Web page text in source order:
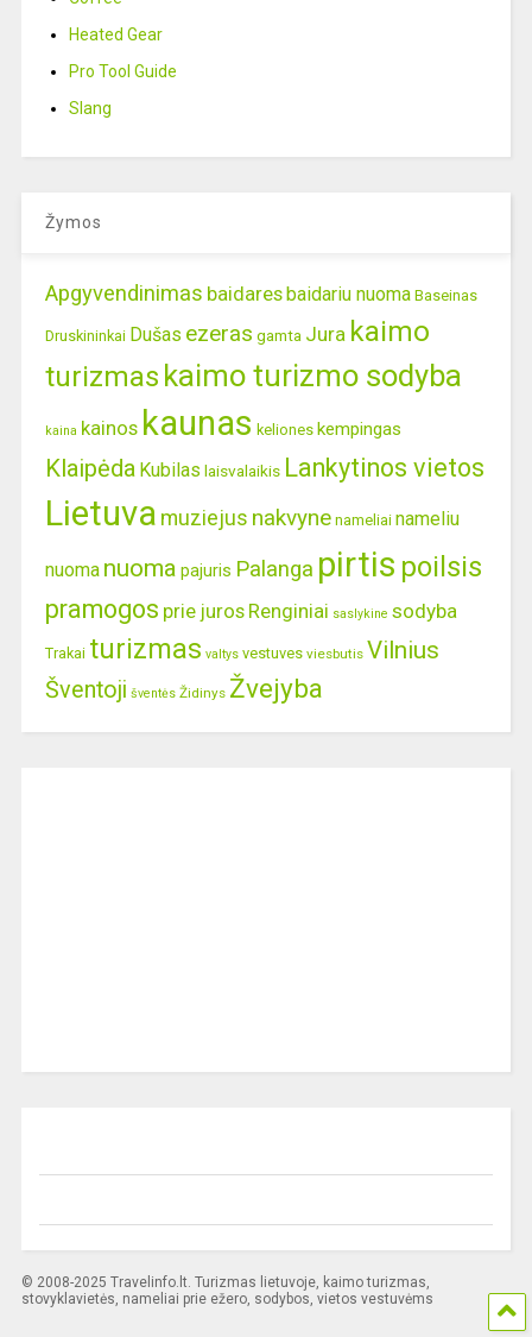
Heated Gear
Pro Tool Guide
Slang
Žymos
Apgyvendinimas baidaresbaidariu nuoma Baseinas
Druskininkai Dušas ezeras gamta Jura kaimo
turizmas kaimo turizmo sodyba
kaina kainos kaunas keliones kempingas
Klaipėda Kubilas laisvalaikis Lankytinos vietos
Lietuva muziejus nakvyne nameliai nameliu
nuoma nuoma pajuris Palanga pirtis poilsis
pramogos prie juros Renginiai saslykine sodyba
Trakai turizmas valtys vestuves viesbutis Vilnius
Šventoji šventės Židinys Žvejyba
© 2008-2025 Travelinfo.lt. Turizmas lietuvoje, kaimo turizmas,
stovyklavietės, nameliai prie ežero, sodybos, vietos vestuvėms